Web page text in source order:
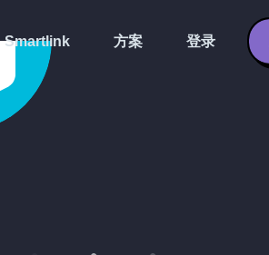
Smartlink 方案 登录